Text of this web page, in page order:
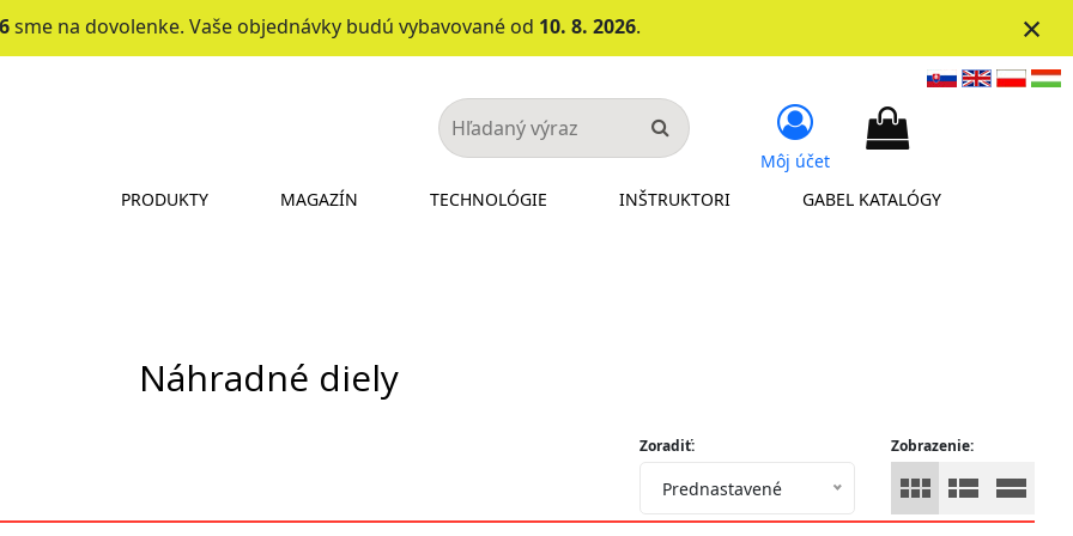
sme na dovolenke. Vaše objednávky budú vybavované od 10. 8. 2026. ×
PRODUKTY MAGAZÍN TECHNOLÓGIE INŠTRUKTORI GABEL KATALÓGY
Môj účet
Náhradné diely
Zobrazenie:
Zoradiť:
Prednastavené